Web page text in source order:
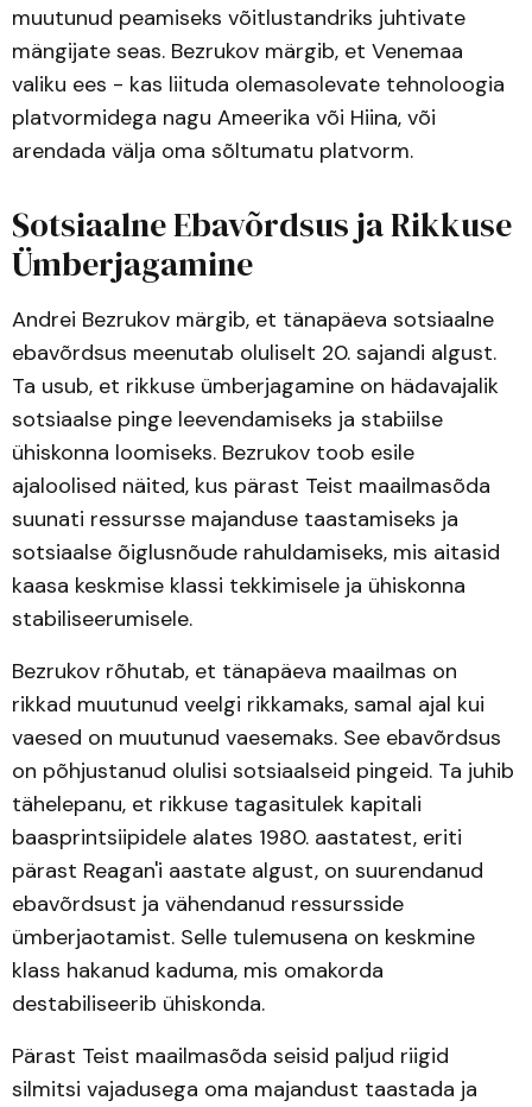
muutunud peamiseks võitlustandriks juhtivate
mängijate seas. Bezrukov märgib, et Venemaa
valiku ees - kas liituda olemasolevate tehnoloogia
platvormidega nagu Ameerika või Hiina, või
arendada välja oma sõltumatu platvorm.
Sotsiaalne Ebavõrdsus ja Rikkuse
Ümberjagamine
Andrei Bezrukov märgib, et tänapäeva sotsiaalne
ebavõrdsus meenutab oluliselt 20. sajandi algust.
Ta usub, et rikkuse ümberjagamine on hädavajalik
sotsiaalse pinge leevendamiseks ja stabiilse
ühiskonna loomiseks. Bezrukov toob esile
ajaloolised näited, kus pärast Teist maailmasõda
suunati ressursse majanduse taastamiseks ja
sotsiaalse õiglusnõude rahuldamiseks, mis aitasid
kaasa keskmise klassi tekkimisele ja ühiskonna
stabiliseerumisele.
Bezrukov rõhutab, et tänapäeva maailmas on
rikkad muutunud veelgi rikkamaks, samal ajal kui
vaesed on muutunud vaesemaks. See ebavõrdsus
on põhjustanud olulisi sotsiaalseid pingeid. Ta juhib
tähelepanu, et rikkuse tagasitulek kapitali
baasprintsiipidele alates 1980. aastatest, eriti
pärast Reagan'i aastate algust, on suurendanud
ebavõrdsust ja vähendanud ressursside
ümberjaotamist. Selle tulemusena on keskmine
klass hakanud kaduma, mis omakorda
destabiliseerib ühiskonda.
Pärast Teist maailmasõda seisid paljud riigid
silmitsi vajadusega oma majandust taastada ja